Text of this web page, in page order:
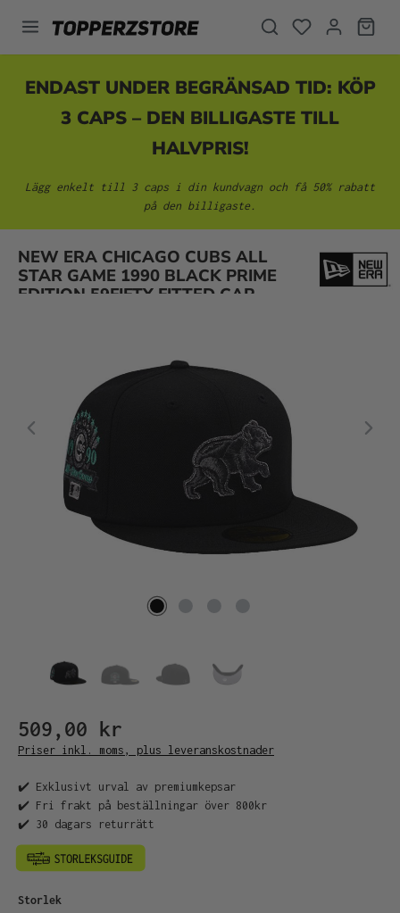
ENDAST UNDER BEGRÄNSAD TID: KÖP
3 CAPS – DEN BILLIGASTE TILL
HALVPRIS!
Lägg enkelt till 3 caps i din kundvagn och få 50% rabatt
på den billigaste.
NEW ERA CHICAGO CUBS ALL
STAR GAME 1990 BLACK PRIME
EDITION 59FIFTY FITTED CAP
509,00 kr
Priser inkl. moms, plus leveranskostnader
✔️ Exklusivt urval av premiumkepsar
✔️ Fri frakt på beställningar över 800kr
✔️ 30 dagars returrätt
Välj
Storlek